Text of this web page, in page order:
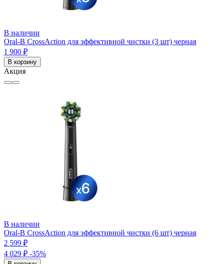
В наличии
Oral-B CrossAction для эффективной чистки (3 шт) черная
1 900 ₽
В корзину
Акция
В наличии
Oral-B CrossAction для эффективной чистки (6 шт) черная
2 599 ₽
4 029 ₽ -35%